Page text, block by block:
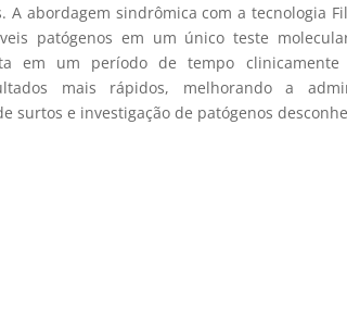
A abordagem sindrômica com a tecnologia
patógenos em um único teste
em um período de tempo clinicamente
mais rápidos, melhorando a
e investigação de patógenos